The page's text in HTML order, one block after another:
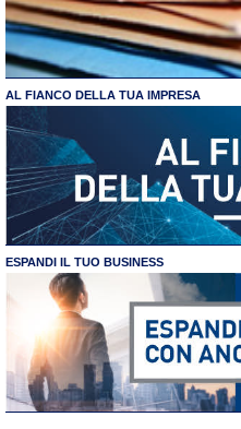
AL FIANCO DELLA TUA IMPRESA
ESPANDI IL TUO BUSINESS